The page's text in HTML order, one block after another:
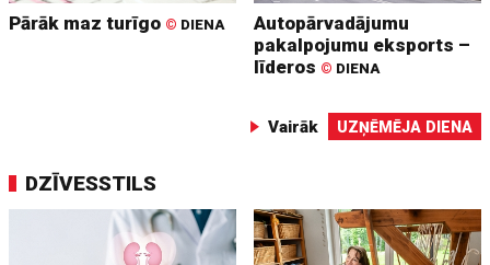
Pārāk maz turīgo © DIENA
Autopārvadājumu
pakalpojumu eksports –
līderos © DIENA
Vairāk UZŅĒMĒJA DIENA
DZĪVESSTILS